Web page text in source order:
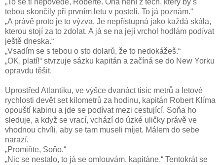
„To se ti nepovede, Roberte. Ona není z těch, který by s
tebou skončily při prvním letu v posteli. To já poznám.“
„A právě proto je to výzva. Je nepřístupná jako každá skála,
kterou stojí za to zdolat. A já se na její vrchol hodlám podívat
ještě dneska.“
„Vsadím se s tebou o sto dolarů, že to nedokážeš.“
„OK, platí!“ stvrzuje sázku kapitán a začíná se do New Yorku
opravdu těšit.
Uprostřed Atlantiku, ve výšce dvanáct tisíc metrů a letové
rychlosti devět set kilometrů za hodinu, kapitán Robert Klíma
opouští kabinu a jde se podívat mezi cestující. Soňa ho
sleduje, a když se vrací, vchází do úzké uličky právě ve
vhodnou chvíli, aby se tam museli míjet. Málem do sebe
narazí.
„Promiňte, Soňo.“
„Nic se nestalo, to já se omlouvám, kapitáne.“ Tentokrát se